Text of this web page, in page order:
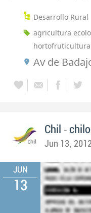
Desarrollo Rural
agricultura
hortofruticultura
Av de
Chil -
Jun 13,
JUN
13